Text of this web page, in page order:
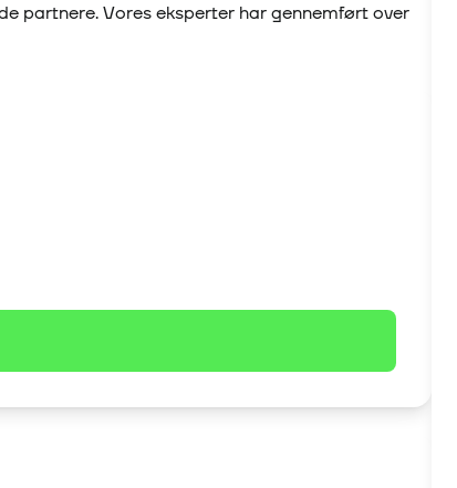
partnere. Vores eksperter har gennemført over